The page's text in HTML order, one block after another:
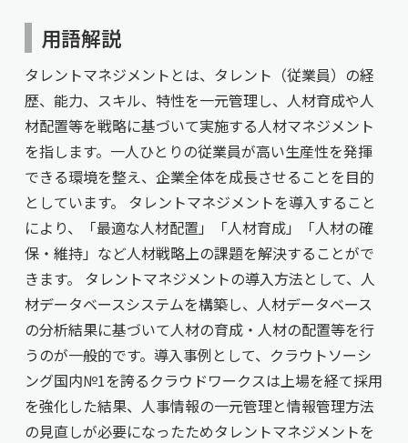
用語解説
タレントマネジメントとは、タレント（従業員）の経
歴、能力、スキル、特性を一元管理し、人材育成や人
材配置等を戦略に基づいて実施する人材マネジメント
を指します。一人ひとりの従業員が高い生産性を発揮
できる環境を整え、企業全体を成長させることを目的
としています。 タレントマネジメントを導入すること
により、「最適な人材配置」「人材育成」「人材の確
保・維持」など人材戦略上の課題を解決することがで
きます。 タレントマネジメントの導入方法として、人
材データベースシステムを構築し、人材データベース
の分析結果に基づいて人材の育成・人材の配置等を行
うのが一般的です。導入事例として、クラウトソーシ
ング国内№1を誇るクラウドワークスは上場を経て採用
を強化した結果、人事情報の一元管理と情報管理方法
の見直しが必要になったためタレントマネジメントを